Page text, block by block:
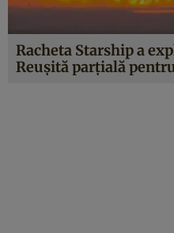
Racheta Starship a
Reușită parțială